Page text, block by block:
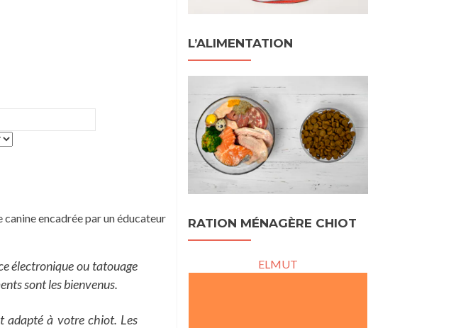
canine encadrée par un éducateur
électronique ou tatouage
sont les bienvenus.
adapté à votre chiot. Les
L’ALIMENTATION
RATION MÉNAGÈRE CHIOT
ELMUT